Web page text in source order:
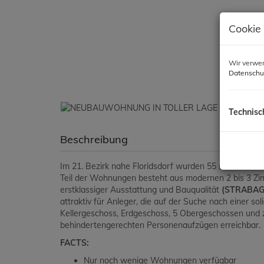
Beschreibung
Im 21. Bezirk nahe Floridsdorf wurden 55 neue
Teil der Wohnungen besteht aus modernen 2 bis 3
erstklassiger Ausstattung und Bauqualität (STRABAG
attraktiv für Anleger, die auf der Suche nach einer
Kellergeschoss, Erdgeschoss, 5 Obergeschossen
behindertengerechten Personenaufzügen erreichbar.
FACTS:
Nur noch wenige Wohnungen verfügbar
Wir